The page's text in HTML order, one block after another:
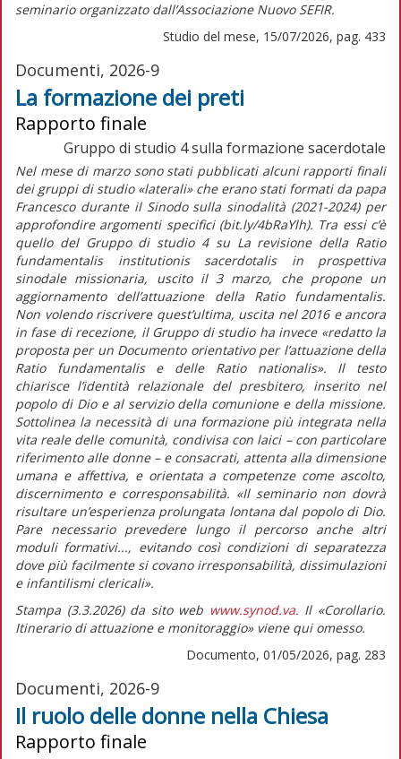
seminario organizzato dall’Associazione Nuovo SEFIR.
Studio del mese, 15/07/2026, pag. 433
Documenti, 2026-9
La formazione dei preti
Rapporto finale
Gruppo di studio 4 sulla formazione sacerdotale
Nel mese di marzo sono stati pubblicati alcuni rapporti finali
dei gruppi di studio «laterali» che erano stati formati da papa
Francesco durante il Sinodo sulla sinodalità (2021-2024) per
approfondire argomenti specifici (bit.ly/4bRaYlh). Tra essi c’è
quello del Gruppo di studio 4 su La revisione della Ratio
fundamentalis institutionis sacerdotalisin prospettiva
sinodale missionaria, uscito il 3 marzo, che propone un
aggiornamento dell’attuazione della Ratio fundamentalis.
Non volendo riscrivere quest’ultima, uscita nel 2016 e ancora
in fase di recezione, il Gruppo di studio ha invece «redatto la
proposta per un Documento orientativo per l’attuazione della
Ratio fundamentalise delle Ratio nationalis». Il testo
chiarisce l’identità relazionale del presbitero, inserito nel
popolo di Dio e al servizio della comunione e della missione.
Sottolinea la necessità di una formazione più integrata nella
vita reale delle comunità, condivisa con laici – con particolare
riferimento alle donne – e consacrati, attenta alla dimensione
umana e affettiva, e orientata a competenze come ascolto,
discernimento e corresponsabilità. «Il seminario non dovrà
risultare un’esperienza prolungata lontana dal popolo di Dio.
Pare necessario prevedere lungo il percorso anche altri
moduli formativi..., evitando così condizioni di separatezza
dove più facilmente si covano irresponsabilità, dissimulazioni
e infantilismi clericali».
Stampa (3.3.2026) da sito web www.synod.va. Il «Corollario.
Itinerario di attuazione e monitoraggio» viene qui omesso.
Documento, 01/05/2026, pag. 283
Documenti, 2026-9
Il ruolo delle donne nella Chiesa
Rapporto finale